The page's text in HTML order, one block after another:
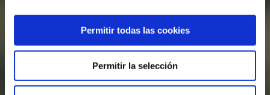
Permitir todas las cookies
Permitir la selección